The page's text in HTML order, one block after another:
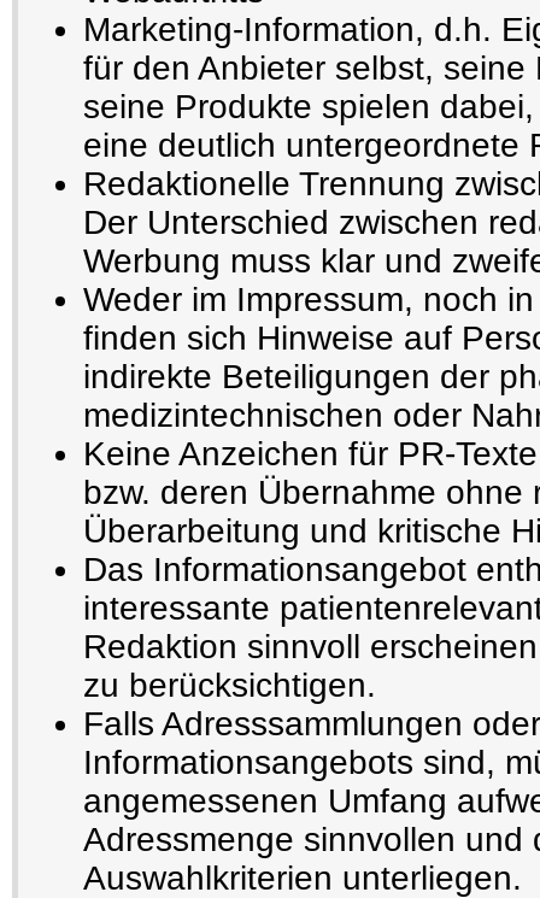
Marketing-Information, d.h.
für den Anbieter selbst,
seine Produkte spielen
eine deutlich untergeordnete
Redaktionelle Trennung
Der Unterschied zwischen
Werbung muss klar und
Weder im Impressum, noch
finden sich Hinweise auf
indirekte Beteiligungen der
medizintechnischen oder
Keine Anzeichen für PR-
bzw. deren Übernahme ohne
Überarbeitung und kritische
Das Informationsangebot
interessante
Redaktion sinnvoll
zu berücksichtigen.
Falls Adresssammlungen
Informationsangebots sind,
angemessenen Umfang
Adressmenge sinnvollen und
Auswahlkriterien unterliegen.